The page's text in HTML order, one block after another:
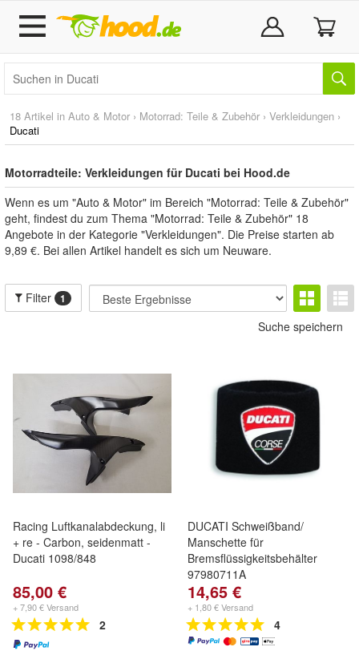
18 Artikel in Auto & Motor › Motorrad: Teile & Zubehör › Verkleidungen ›
Ducati
Motorradteile: Verkleidungen für Ducati bei Hood.de
Wenn es um "Auto & Motor" im Bereich "Motorrad: Teile & Zubehör"
geht, findest du zum Thema "Motorrad: Teile & Zubehör" 18
Angebote in der Kategorie "Verkleidungen". Die Preise starten ab
9,89 €. Bei allen Artikel handelt es sich um Neuware.
Filter 1
Suche speichern
Racing Luftkanalabdeckung, li
+ re - Carbon, seidenmatt -
Ducati 1098/848
85,00 €
+ 7,90 € Versand
2
DUCATI Schweißband/
Manschette für
Bremsflüssigkeitsbehälter
97980711A
14,65 €
+ 1,80 € Versand
4